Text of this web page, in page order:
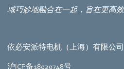
域巧妙地融合在一起，旨在更高
依必安派特电机（上海）有限公司
沪ICP备18020748号